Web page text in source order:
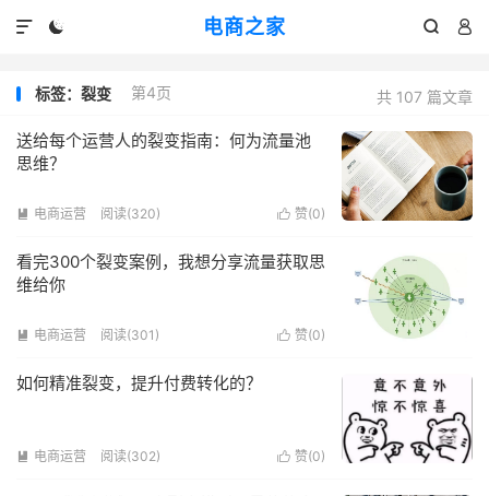
电商之家 
 

共 107 篇文章
标签：裂变 第4页
送给每个运营人的裂变指南：何为流量池
思维？
 赞(0)
 电商运营 阅读(320)
看完300个裂变案例，我想分享流量获取思
维给你
 赞(0)
 电商运营 阅读(301)
如何精准裂变，提升付费转化的？
 赞(0)
 电商运营 阅读(302)